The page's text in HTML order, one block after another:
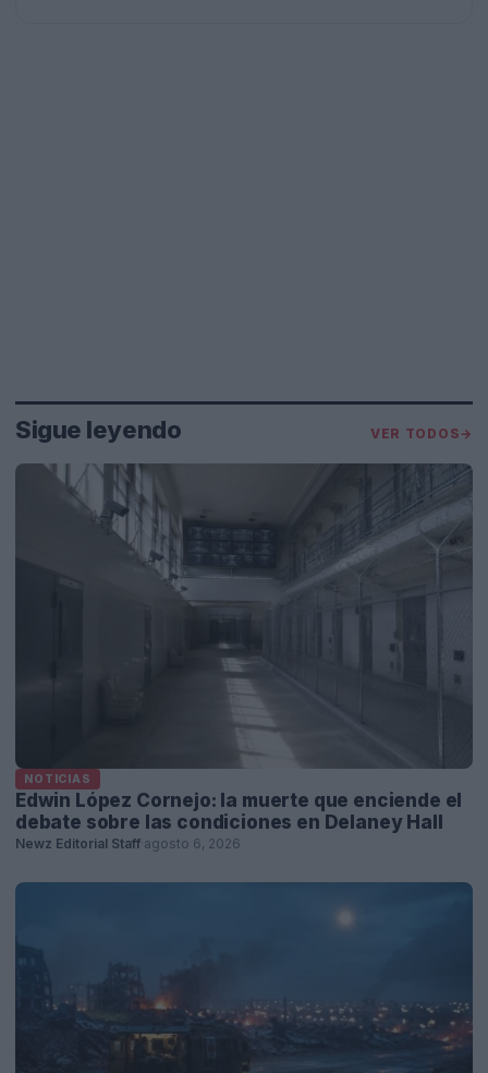
Sigue leyendo VER TODOS→
NOTICIAS
Edwin López Cornejo: la muerte que enciende el
debate sobre las condiciones en Delaney Hall
Newz Editorial Staff agosto 6, 2026